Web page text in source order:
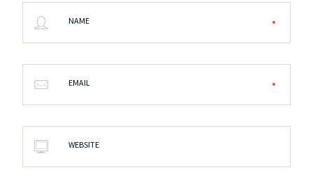
NAME
EMAIL
WEBSITE